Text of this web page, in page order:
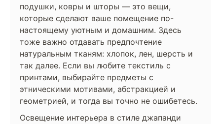
подушки, ковры и шторы — это вещи,
которые сделают ваше помещение по-
настоящему уютным и домашним. Здесь
тоже важно отдавать предпочтение
натуральным тканям: хлопок, лен, шерсть и
так далее. Если вы любите текстиль с
принтами, выбирайте предметы с
этническими мотивами, абстракцией и
геометрией, и тогда вы точно не ошибетесь.
Освещение интерьера в стиле джапанди